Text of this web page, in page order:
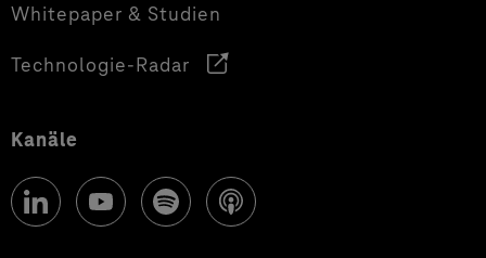
Whitepaper & Studien
Technologie-Radar
Kanäle